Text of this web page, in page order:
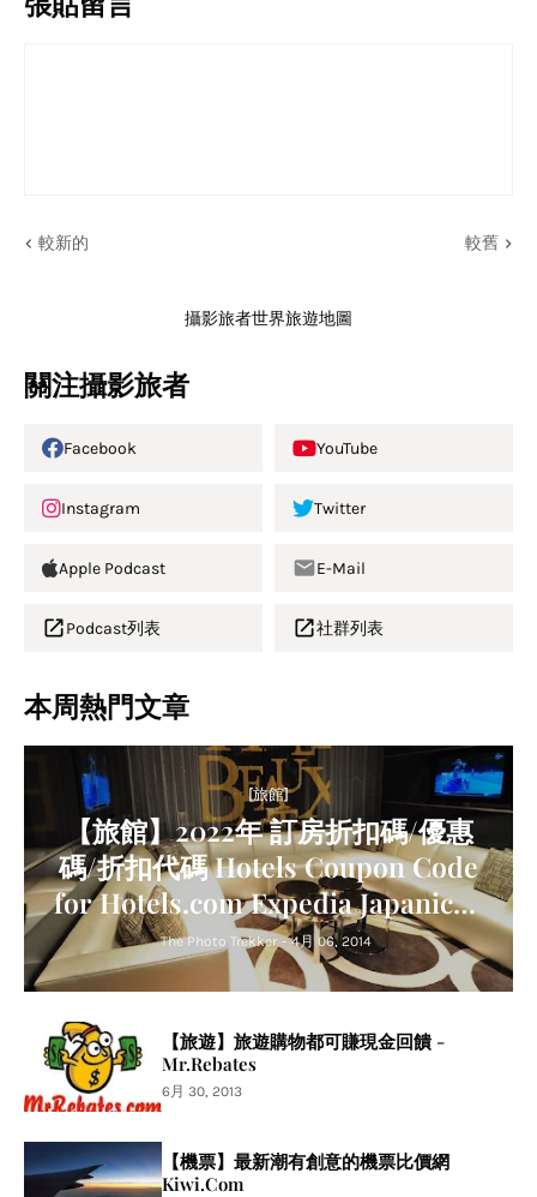
較新的 較舊
攝影旅者世界旅遊地圖
關注攝影旅者
Facebook YouTube
Instagram Twitter
Apple Podcast E-Mail
Podcast列表 社群列表
本周熱門文章
[旅館]
【旅館】2022年 訂房折扣碼/優惠
碼/折扣代碼 Hotels Coupon Code
for Hotels.com Expedia Japanican
Agoda Trip.com Relux
The Photo Trekker - 4月 06, 2014
【旅遊】旅遊購物都可賺現金回饋 -
Mr.Rebates
6月 30, 2013
【機票】最新潮有創意的機票比價網
Kiwi.Com